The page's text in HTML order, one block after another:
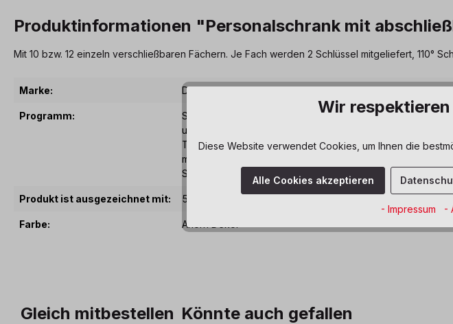
Produktinformationen "Personalschrank mit
Mit 10 bzw. 12 einzeln verschließbaren Fächern. Je Fach werden 2 Schlüssel mitgeliefert, 110°
Marke: Dusyma
Programm:
Silvio - Das Silvio Programm ist speziell für Personalräume
und Büros entwickelt. Von Regalen über Schränke mit
Türen, Schubkastenschränke, Garderoben und vieles
mehr! Bei weiteren Anforderungen und Wünschen fragen
Sie uns, wir machen fast alles möglich.
Produkt ist ausgezeichnet mit: 5 Jahre Garantie
Farbe: Ahorn Dekor
Gleich mitbestellen Könnte auch gefallen
Wir
Diese Website verwendet Cookies, um Ihnen die
Alle Cookies akzeptieren
- Impressum -